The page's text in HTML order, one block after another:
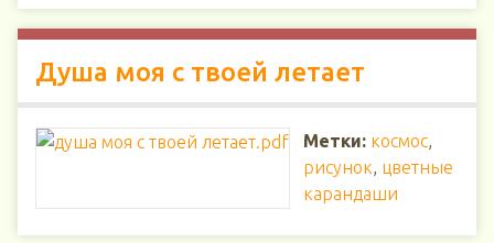
Душа моя с твоей летает
Метки: космос,
рисунок, цветные
карандаши